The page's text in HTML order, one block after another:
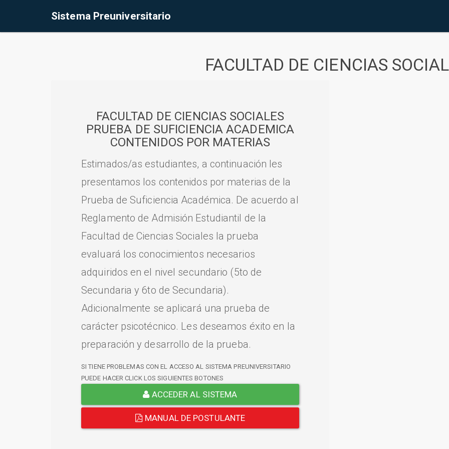
Sistema Preuniversitario
FACULTAD DE CIENCIAS
FACULTAD DE CIENCIAS SOCIALES
PRUEBA DE SUFICIENCIA ACADEMICA
CONTENIDOS POR MATERIAS
Estimados/as estudiantes, a continuación les
presentamos los contenidos por materias de la
Prueba de Suficiencia Académica. De acuerdo al
Reglamento de Admisión Estudiantil de la
Facultad de Ciencias Sociales la prueba
evaluará los conocimientos necesarios
adquiridos en el nivel secundario (5to de
Secundaria y 6to de Secundaria).
Adicionalmente se aplicará una prueba de
carácter psicotécnico. Les deseamos éxito en la
preparación y desarrollo de la prueba.
SI TIENE PROBLEMAS CON EL ACCESO AL SISTEMA PREUNIVERSITARIO
PUEDE HACER CLICK LOS SIGUIENTES BOTONES
ACCEDER AL SISTEMA
MANUAL DE POSTULANTE